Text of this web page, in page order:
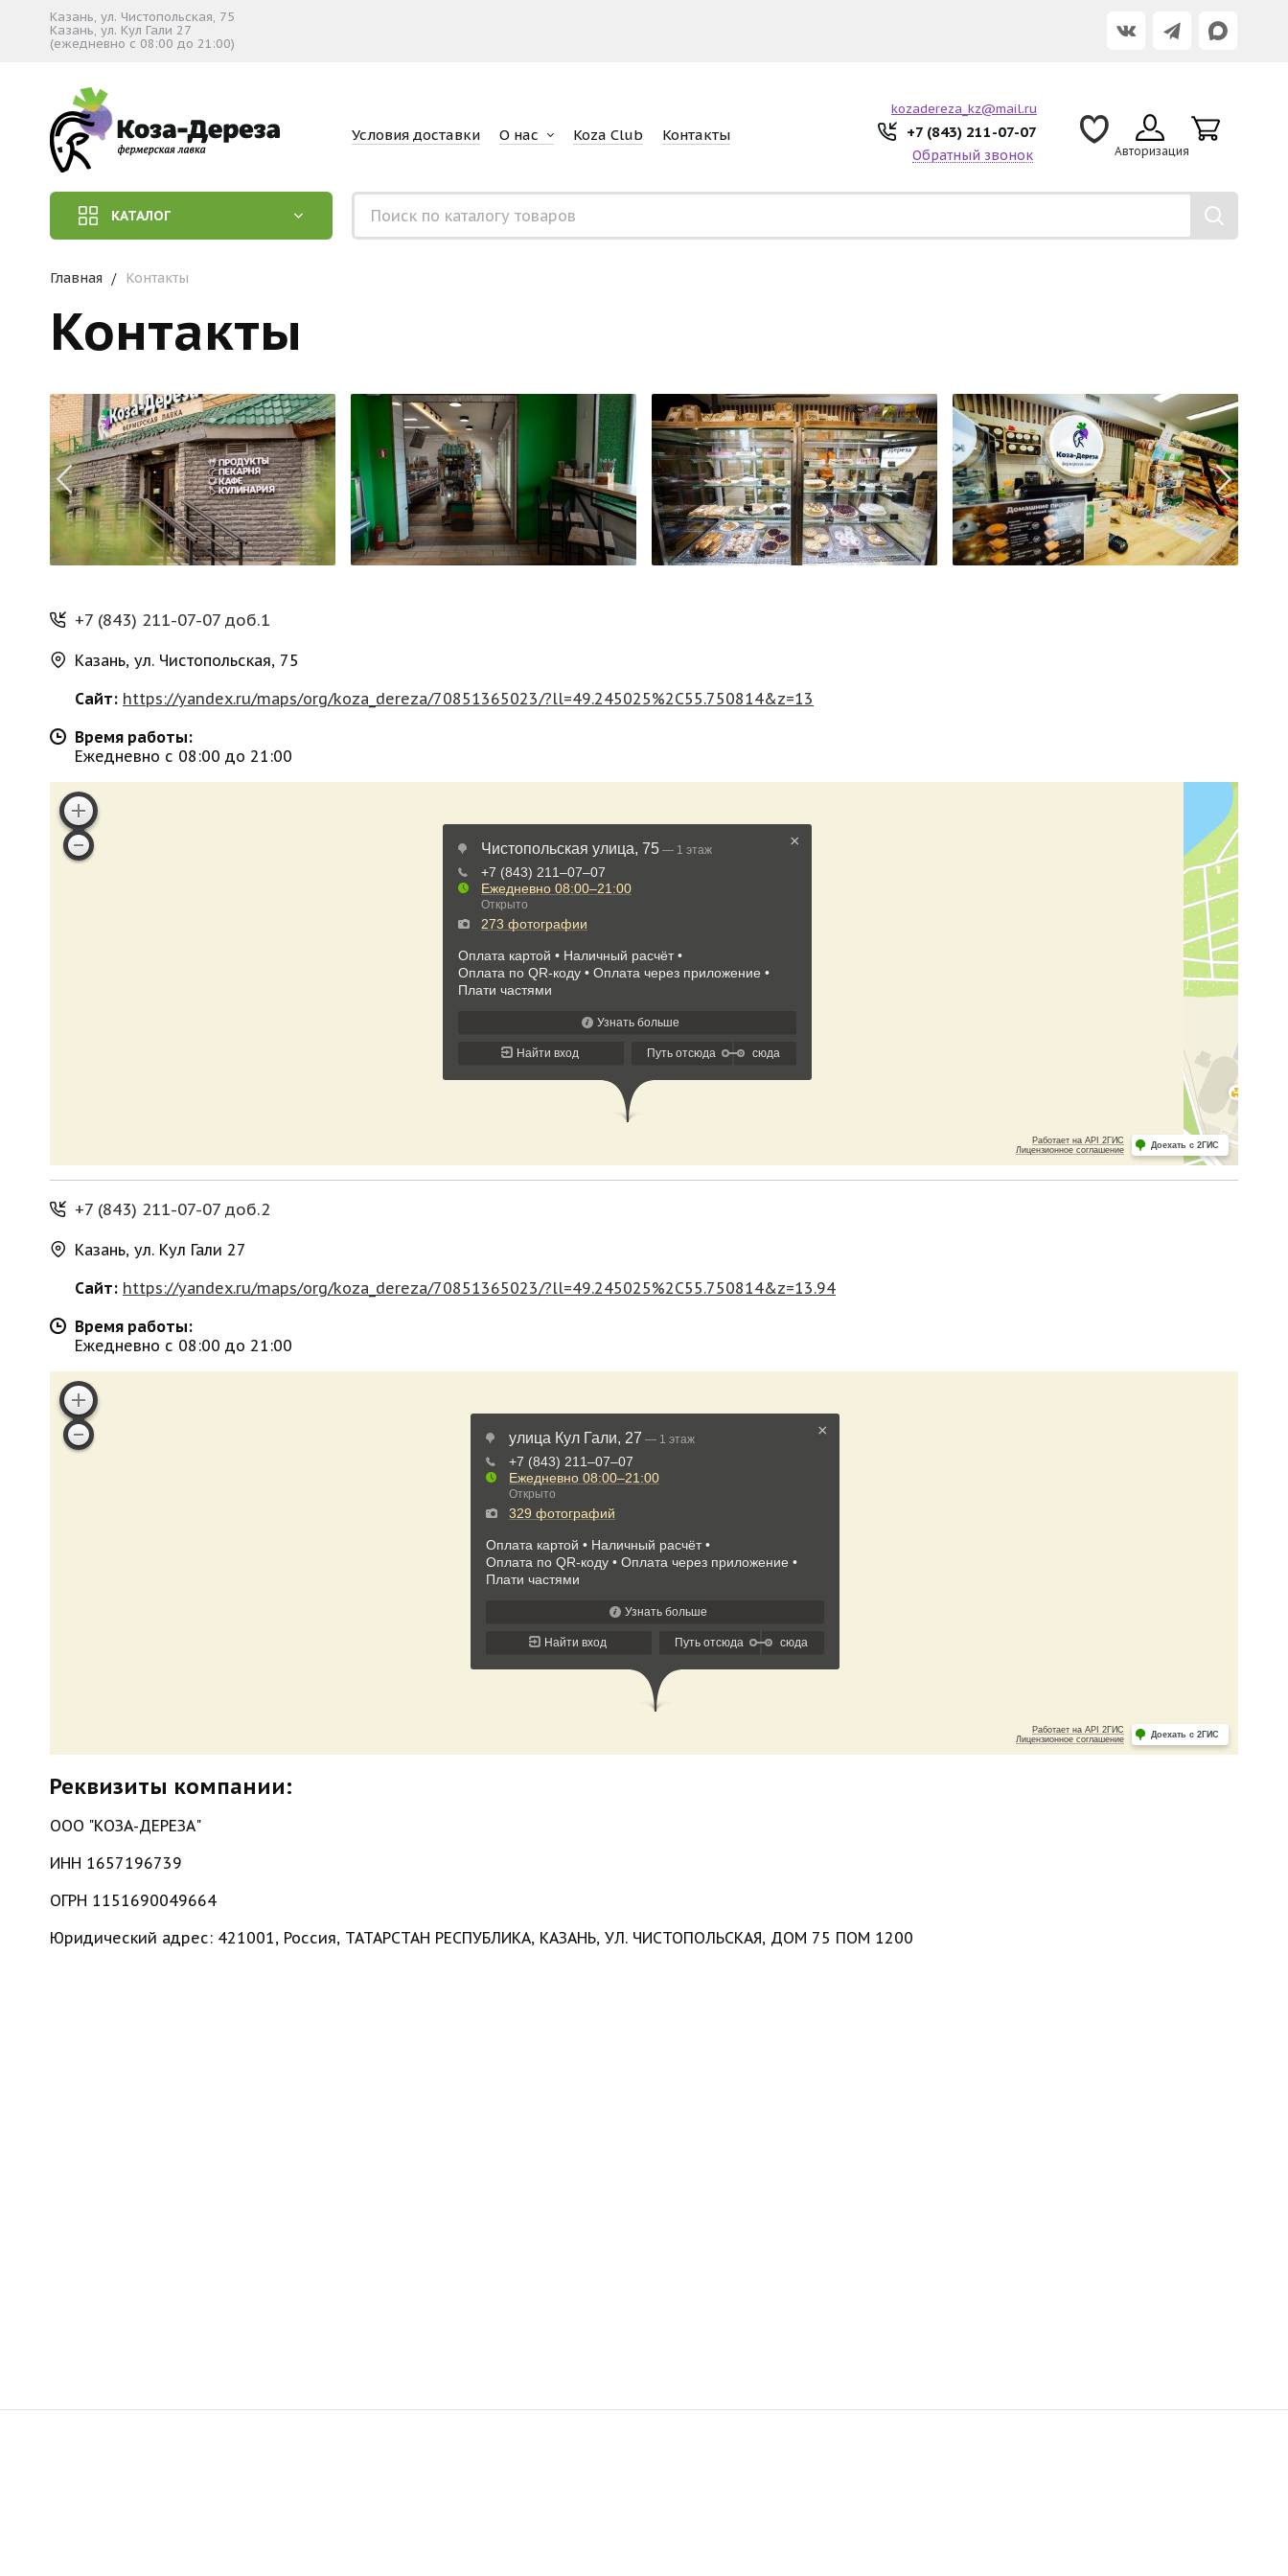
Казань, ул. Чистопольская, 75
Казань, ул. Кул Гали 27
(ежедневно с 08:00 до 21:00)
Условия доставки О нас Koza Club Контакты
kozadereza_kz@mail.ru
+7 (843) 211-07-07
Обратный звонок Авторизация
КАТАЛОГ
Главная Контакты
Контакты
+7 (843) 211-07-07 доб.1
Казань, ул. Чистопольская, 75
Сайт: https://yandex.ru/maps/org/koza_dereza/70851365023/?ll=49.245025%2C55.750814&z=13
Время работы:
Ежедневно с 08:00 до 21:00
+7 (843) 211-07-07 доб.2
Казань, ул. Кул Гали 27
Сайт: https://yandex.ru/maps/org/koza_dereza/70851365023/?ll=49.245025%2C55.750814&z=13.94
Время работы:
Ежедневно с 08:00 до 21:00
Реквизиты компании:
ООО "КОЗА-ДЕРЕЗА"
ИНН 1657196739
ОГРН 1151690049664
Юридический адрес: 421001, Россия, ТАТАРСТАН РЕСПУБЛИКА, КАЗАНЬ, УЛ. ЧИСТОПОЛЬСКАЯ, ДОМ 75 ПОМ 1200